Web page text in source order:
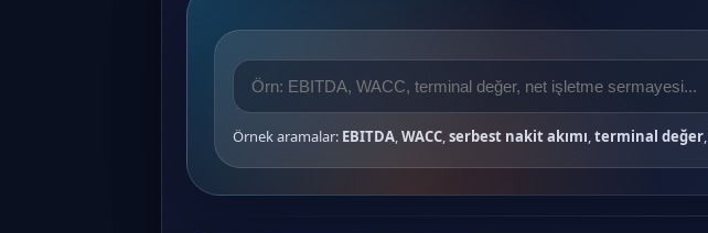
Örnek aramalar: EBITDA,WACC,serbest nakit akımı,terminal değer,